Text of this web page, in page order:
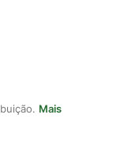
Mais